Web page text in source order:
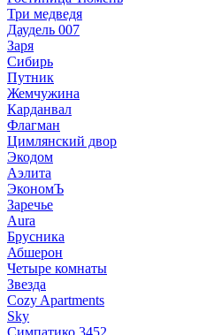
Три медведя
Даудель 007
Заря
Сибирь
Путник
Жемчужина
Карданвал
Флагман
Цимлянский двор
Экодом
Аэлита
ЭкономЪ
Заречье
Aura
Брусника
Абшерон
Четыре комнаты
Звезда
Cozy Apartments
Sky
Симпатико 3452